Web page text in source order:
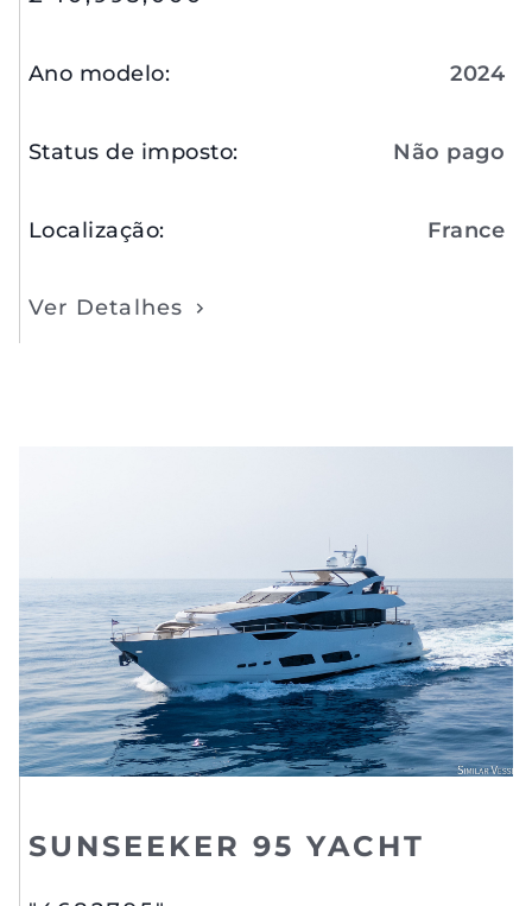
Ano modelo: 2024
Status de imposto: Não pago
Localização: France
Ver Detalhes
SUNSEEKER 95 YACHT